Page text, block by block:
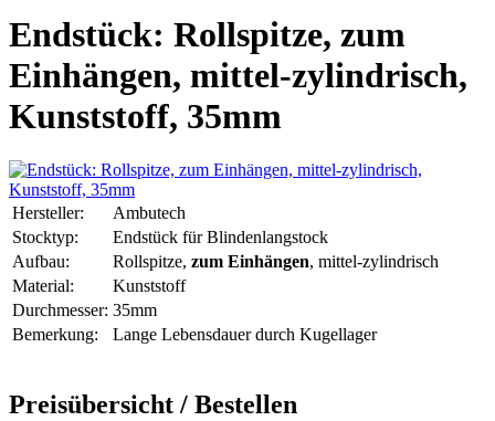
Endstück: Rollspitze, zum
Einhängen, mittel-zylindrisch,
Kunststoff, 35mm
Hersteller:
Ambutech
Stocktyp:
Endstück für Blindenlangstock
Aufbau:
Rollspitze, zum Einhängen, mittel-zylindrisch
Material:
Kunststoff
Durchmesser: 35mm
Bemerkung:
Lange Lebensdauer durch Kugellager
Preisübersicht / Bestellen